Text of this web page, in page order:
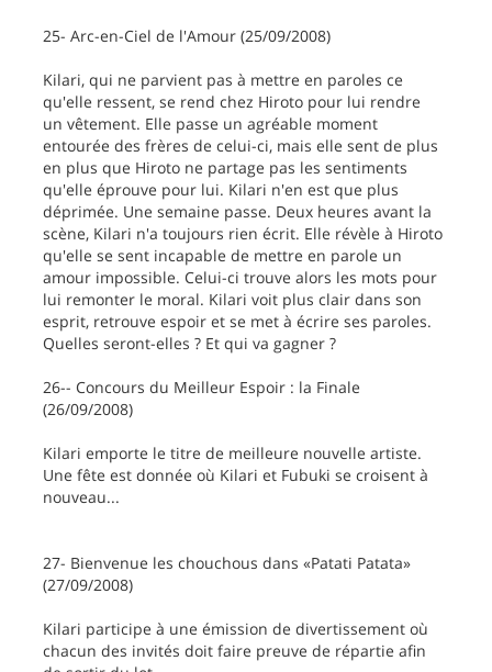
25- Arc-en-Ciel de l'Amour (25/09/2008)
Kilari, qui ne parvient pas à mettre en paroles ce
qu'elle ressent, se rend chez Hiroto pour lui rendre
un vêtement. Elle passe un agréable moment
entourée des frères de celui-ci, mais elle sent de plus
en plus que Hiroto ne partage pas les sentiments
qu'elle éprouve pour lui. Kilari n'en est que plus
déprimée. Une semaine passe. Deux heures avant la
scène, Kilari n'a toujours rien écrit. Elle révèle à Hiroto
qu'elle se sent incapable de mettre en parole un
amour impossible. Celui-ci trouve alors les mots pour
lui remonter le moral. Kilari voit plus clair dans son
esprit, retrouve espoir et se met à écrire ses paroles.
Quelles seront-elles ? Et qui va gagner ?
26-- Concours du Meilleur Espoir : la Finale
(26/09/2008)
Kilari emporte le titre de meilleure nouvelle artiste.
Une fête est donnée où Kilari et Fubuki se croisent à
nouveau...
27- Bienvenue les chouchous dans «Patati Patata»
(27/09/2008)
Kilari participe à une émission de divertissement où
chacun des invités doit faire preuve de répartie afin